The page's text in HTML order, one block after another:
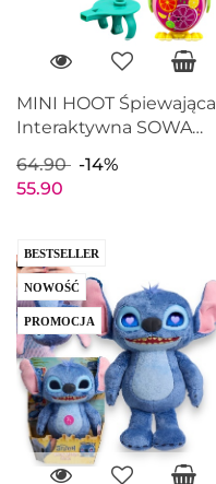
MINI HOOT Śpiewająca
Interaktywna SOWA
64.90
-14%
55.90
BESTSELLER
NOWOŚĆ
PROMOCJA